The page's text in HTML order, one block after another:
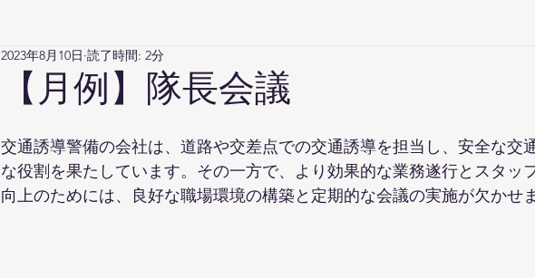
【月例】隊長会議
2023年8月10日 読了時間: 2分
交通誘導警備の会社は、道路や交差点での交通誘導を担当し、安全な交
な役割を果たしています。その一方で、より効果的な業務遂行とスタッ
向上のためには、良好な職場環境の構築と定期的な会議の実施が欠かせま